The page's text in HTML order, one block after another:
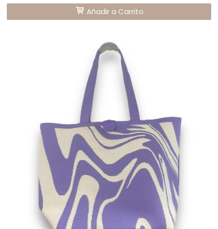
Añadir a Carrito